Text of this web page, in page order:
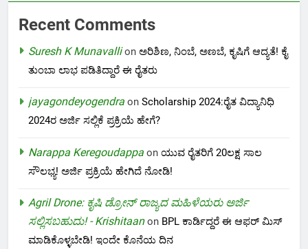
Recent Comments
Suresh K Munavallion ಅರಿಶಿಣ, ನಿಂಬೆ, ಅಣಬೆ, ಕೃಷಿಗೆ ಆದ್ಯತೆ! ಕೈ
ತುಂಬಾ ಲಾಭ ಪಡಿತಿದ್ದಾರೆ ಈ ರೈತರು
jayagondeyogendra on Scholarship 2024:ರೈತ ವಿದ್ಯಾನಿಧಿ
2024ರ ಅರ್ಜಿ ಸಲ್ಲಿಕೆ ಪ್ರಕ್ರಿಯೆ ಹೇಗೆ?
Narappa Keregoudappa on ಯುವ ರೈತರಿಗೆ 20ಲಕ್ಷ ಸಾಲ
ಸೌಲಭ್ಯ! ಅರ್ಜಿ ಪ್ರಕ್ರಿಯೆ ಹೇಗಿದೆ ನೋಡಿ!
Agril Drone: ಕೃಷಿ ಡ್ರೋನ್ ರಾಜ್ಯದ ಮಹಿಳೆಯರು ಅರ್ಜಿ
ಸಲ್ಲಿಸಬಹುದು! - Krishitaanon BPL ಕಾರ್ಡಿದ್ದರೆ ಈ ಆಫರ್ ಮಿಸ್
ಮಾಡಿಕೊಳ್ಳಬೇಡಿ! ಇಂದೇ ಕೊನೆಯ ದಿನ